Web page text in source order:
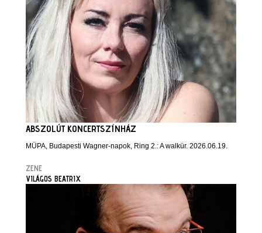
ABSZOLÚT KONCERTSZÍNHÁZ
MÜPA, Budapesti Wagner-napok, Ring 2.: A walkür. 2026.06.19.
ZENE
VILÁGOS BEATRIX